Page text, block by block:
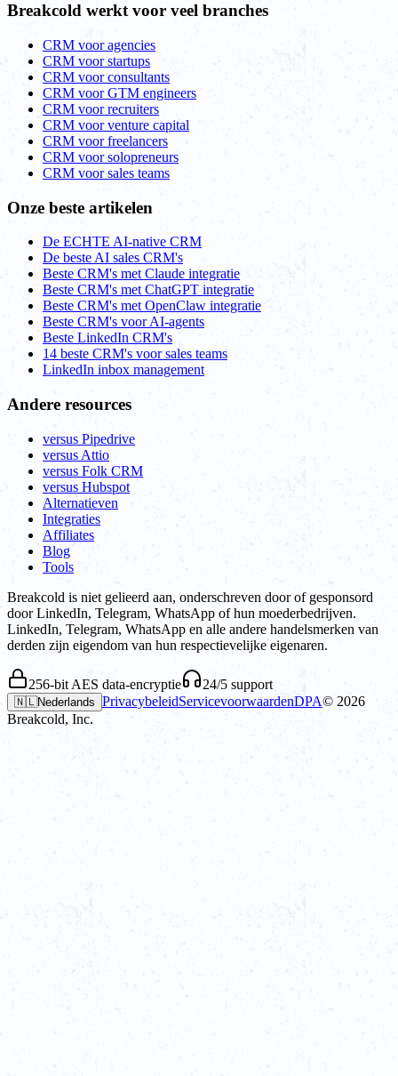
Breakcold werkt voor veel branches
CRM voor agencies
CRM voor startups
CRM voor consultants
CRM voor GTM engineers
CRM voor recruiters
CRM voor venture capital
CRM voor freelancers
CRM voor solopreneurs
CRM voor sales teams
Onze beste artikelen
De ECHTE AI-native CRM
De beste AI sales CRM's
Beste CRM's met Claude integratie
Beste CRM's met ChatGPT integratie
Beste CRM's met OpenClaw integratie
Beste CRM's voor AI-agents
Beste LinkedIn CRM's
14 beste CRM's voor sales teams
LinkedIn inbox management
Andere resources
versus Pipedrive
versus Attio
versus Folk CRM
versus Hubspot
Alternatieven
Integraties
Affiliates
Blog
Tools
Breakcold is niet gelieerd aan, onderschreven door of gesponsord
door LinkedIn, Telegram, WhatsApp of hun moederbedrijven.
LinkedIn, Telegram, WhatsApp en alle andere handelsmerken van
derden zijn eigendom van hun respectievelijke eigenaren.
256-bit AES data-encryptie 24/5 support
🇳🇱Nederlands PrivacybeleidServicevoorwaardenDPA© 2026
Breakcold, Inc.